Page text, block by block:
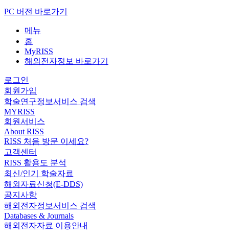
PC 버전 바로가기
메뉴
홈
MyRISS
해외전자정보 바로가기
로그인
회원가입
학술연구정보서비스 검색
MYRISS
회원서비스
About RISS
RISS 처음 방문 이세요?
고객센터
RISS 활용도 분석
최신/인기 학술자료
해외자료신청(E-DDS)
공지사항
해외전자정보서비스 검색
Databases & Journals
해외전자자료 이용안내